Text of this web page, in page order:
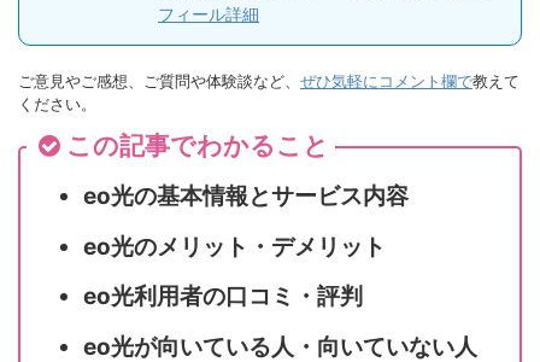
フィール詳細
ご意見やご感想、ご質問や体験談など、 ぜひ気軽にコメント欄で教えて
ください。
この記事でわかること
eo光の基本情報とサービス内容
eo光のメリット・デメリット
eo光利用者の口コミ・評判
eo光が向いている人・向いていない人